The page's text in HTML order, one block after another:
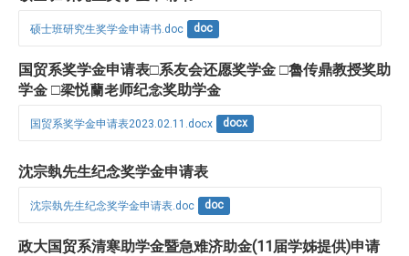
硕士班研究生奖学金申请书.doc doc
国贸系奖学金申请表□系友会还愿奖学金 □魯传鼎教授奖助
学金 □梁悦蘭老师纪念奖助学金
国贸系奖学金申请表2023.02.11.docx docx
沈宗埶先生纪念奖学金申请表
沈宗埶先生纪念奖学金申请表.doc doc
政大国贸系清寒助学金暨急难济助金(11届学姊提供)申请